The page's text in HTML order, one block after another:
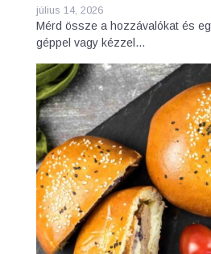
július 14, 2026
Mérd össze a hozzávalókat és
géppel vagy kézzel…